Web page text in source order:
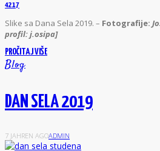
4217
Slike sa Dana Sela 2019. – Fotografije:
profil: j.osipa]
PROČITAJ VIŠE
Blog
DAN SELA 2019
7 JAHREN AGOADMIN